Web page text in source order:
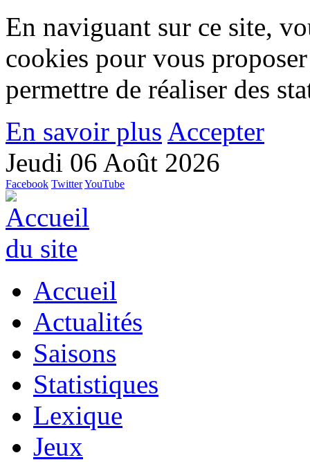
En naviguant sur ce site,
cookies pour vous
permettre de réaliser des
En savoir plus Accepter
Jeudi 06 Août 2026
Facebook TwitterYouTube
Accueil
Actualités
Saisons
Statistiques
Lexique
Jeux